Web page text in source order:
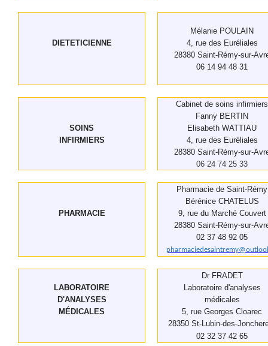
Mélanie POULAIN
DIETETICIENNE
4, rue des Euréliales
28380 Saint-Rémy-sur-
06 14 94 48 31
Cabinet de soins infirmiers
Fanny BERTIN
SOINS
Elisabeth WATTIAU
INFIRMIERS
4, rue des Euréliales
28380 Saint-Rémy-sur-
06 24 74 25 33
Pharmacie de Saint-Rémy
Bérénice CHATELUS
PHARMACIE
9, rue du Marché Couvert
28380 Saint-Rémy-sur-
02 37 48 92 05
Dr FRADET
LABORATOIRE
Laboratoire d'analyses
D'ANALYSES
médicales
MÉDICALES
5, rue Georges Cloarec
28350 St-Lubin-des-
02 32 37 42 65